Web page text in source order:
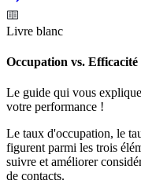
Livre blanc
Occupation vs.
Le guide qui vous
votre performance !
Le taux d'occupation, le
figurent parmi les trois
suivre et améliorer
de contacts.